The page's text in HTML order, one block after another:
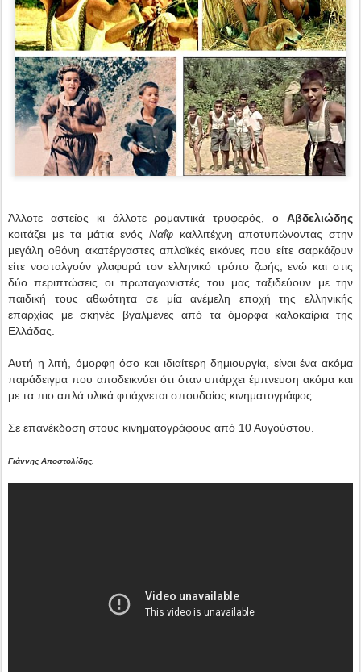
Άλλοτε αστείος κι άλλοτε ρομαντικά τρυφερός, ο Αβδελιώδης
κοιτάζει με τα μάτια ενός Ναΐφκαλλιτέχνη αποτυπώνοντας στην
μεγάλη οθόνη ακατέργαστες απλοϊκές εικόνες που είτε σαρκάζουν
είτε νοσταλγούν γλαφυρά τον ελληνικό τρόπο ζωής, ενώ και στις
δύο περιπτώσεις οι πρωταγωνιστές του μας ταξιδεύουν με την
παιδική τους αθωότητα σε μία ανέμελη εποχή της ελληνικής
επαρχίας με σκηνές βγαλμένες από τα όμορφα καλοκαίρια της
Ελλάδας.
Αυτή η λιτή, όμορφη όσο και ιδιαίτερη δημιουργία, είναι ένα ακόμα
παράδειγμα που αποδεικνύει ότι όταν υπάρχει έμπνευση ακόμα και
με τα πιο απλά υλικά φτιάχνεται σπουδαίος κινηματογράφος.
Σε επανέκδοση στους κινηματογράφους από 10 Αυγούστου.
Γιάννης Αποστολίδης.